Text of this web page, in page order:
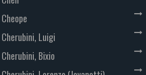
Cheope
Cherubini, Luigi
Cherubini, Bixio